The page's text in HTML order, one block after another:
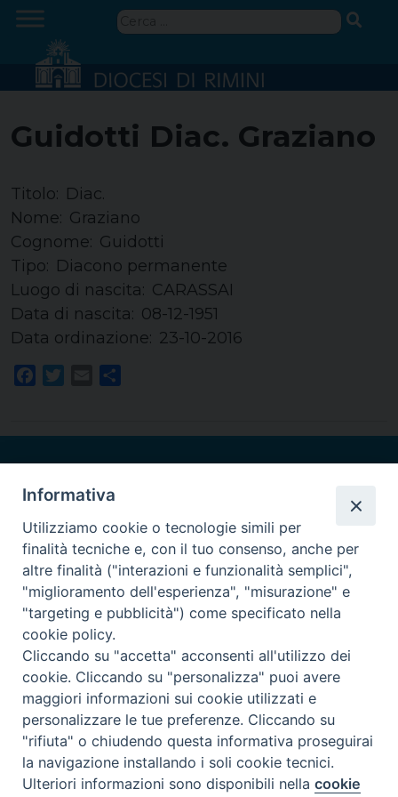
Skip
content
Ricerca
Guidotti Diac. Graziano
Titolo: Diac.
Nome: Graziano
Cognome: Guidotti
Tipo: Diacono permanente
Luogo di nascita: CARASSAI
Data di nascita: 08-12-1951
Data ordinazione: 23-10-2016
Facebook
Twitter
Email
©Diocesi di Rimini 2022
Privacy Policy
Preferenze Cookie
Informativa
Utilizziamo cookie o tecnologie simili per
finalità tecniche e, con il tuo consenso, anche per
altre finalità ("interazioni e funzionalità semplici",
"miglioramento dell'esperienza", "misurazione" e
"targeting e pubblicità") come specificato nella
cookie policy.
Cliccando su "accetta" acconsenti all'utilizzo dei
cookie. Cliccando su "personalizza" puoi avere
maggiori informazioni sui cookie utilizzati e
personalizzare le tue preferenze. Cliccando su
"rifiuta" o chiudendo questa informativa proseguirai
la navigazione installando i soli cookie tecnici.
Ulteriori informazioni sono disponibili nellacookie